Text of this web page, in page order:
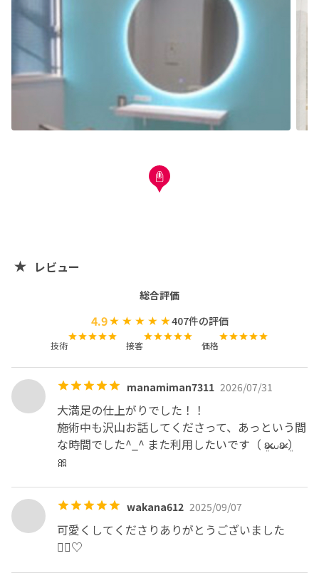
ご予約の前に下記をご一読ください🙇‍♀️♡
♡ ご予約時間から10分ご来店やご連絡がなかった場合
は、自動的に当日キャンセルとさせていただきますのでご
注意下さい。
♡ 遅刻によるコース変更は、ご予約金額のままの料金を
頂戴させていただきます。こちらもご注意下さい。
♡ 爪、爪周りの皮膚等に疾患のない方に限ります。また
グリーンネイルの施術も感染予防のために行っておりませ
他店様オフの場合や、亀裂や長さだしの状況によってはデ
♡キャラクター、3Dネイル、痛ネイル、長さだし10本は
承っておりません。
気になる点などがある場合はお気軽にDMくださいませ💌
🎀
レビュー
総合評価
4.9 407件の評価
技術 接客 価格
manamiman7311 2026/07/31
大満足の仕上がりでした！！
施術中も沢山お話してくださって、あっという間
な時間でした^_^ また利用したいです（ ܸʚ̴̶̷̷⩊ʚ̴̶̷̷ ܸ）
🎀
wakana612 2025/09/07
可愛くしてくださりありがとうございました
🙇‍♀️♡